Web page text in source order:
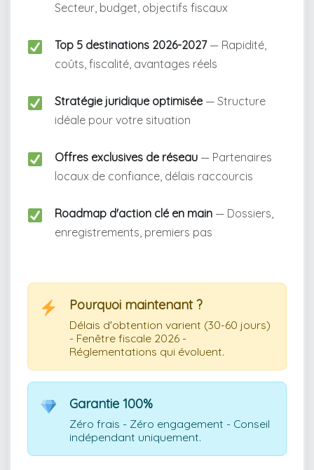
Secteur, budget, objectifs fiscaux
Top 5 destinations 2026-2027 — Rapidité,
coûts, fiscalité, avantages réels
Stratégie juridique optimisée — Structure
idéale pour votre situation
Offres exclusives de réseau — Partenaires
locaux de confiance, délais raccourcis
Roadmap d'action clé en main — Dossiers,
enregistrements, premiers pas
Pourquoi maintenant ?
Délais d'obtention varient (30-60 jours)
- Fenêtre fiscale 2026 -
Réglementations qui évoluent.
Garantie 100%
Zéro frais - Zéro engagement - Conseil
indépendant uniquement.